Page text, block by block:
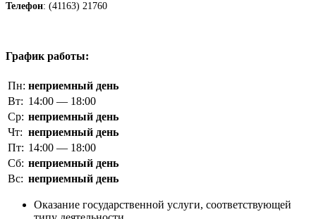
Телефон: (41163) 21760
График работы:
Пн: неприемный день
Вт: 14:00 — 18:00
Ср: неприемный день
Чт: неприемный день
Пт: 14:00 — 18:00
Сб: неприемный день
Вс: неприемный день
Оказание государственной услуги, соответствующей